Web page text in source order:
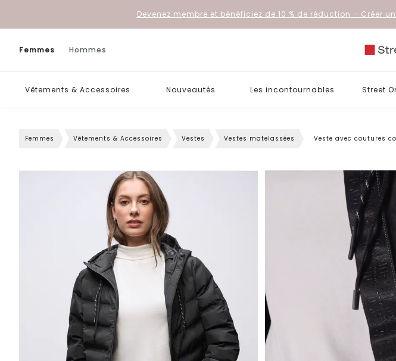
Devenez membre et bénéficiez de 10 % de réduction – Créer
Femmes Hommes
Vêtements & Accessoires Nouveautés Les incontournables Street
Femmes Vêtements & Accessoires Vestes Vestes matelassées Veste avec coutures